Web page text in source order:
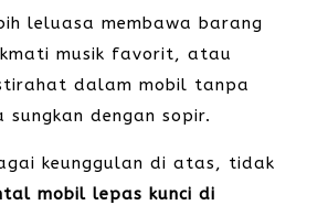
leluasa membawa barang
musik favorit, atau
dalam mobil tanpa
sungkan dengan sopir.
keunggulan di atas, tidak
mobil lepas kunci di